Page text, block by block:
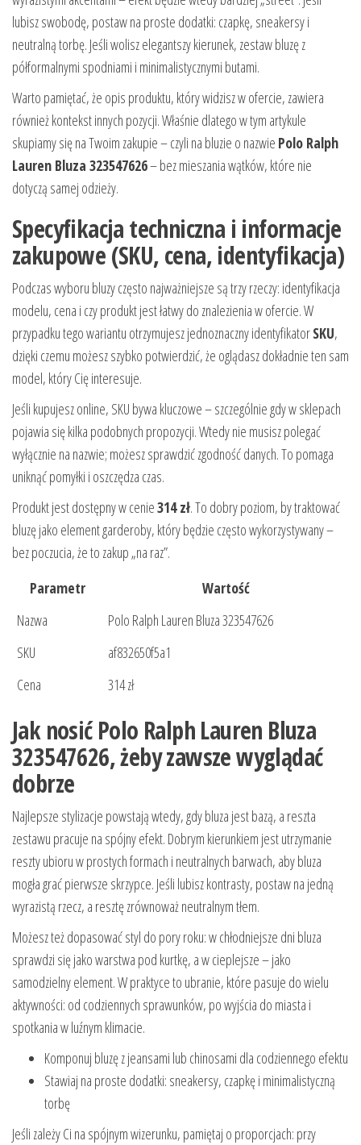
lubisz swobodę, postaw na proste dodatki: czapkę, sneakersy i
neutralną torbę. Jeśli wolisz elegantszy kierunek, zestaw bluzę z
półformalnymi spodniami i minimalistycznymi butami.
Warto pamiętać, że opis produktu, który widzisz w ofercie, zawiera
również kontekst innych pozycji. Właśnie dlatego w tym artykule
skupiamy się na Twoim zakupie – czyli na bluzie o nazwie Polo Ralph
Lauren Bluza 323547626– bez mieszania wątków, które nie
dotyczą samej odzieży.
Specyfikacja techniczna i informacje
zakupowe (SKU, cena, identyfikacja)
Podczas wyboru bluzy często najważniejsze są trzy rzeczy: identyfikacja
modelu, cena i czy produkt jest łatwy do znalezienia w ofercie. W
przypadku tego wariantu otrzymujesz jednoznaczny identyfikatorSKU,
dzięki czemu możesz szybko potwierdzić, że oglądasz dokładnie ten sam
model, który Cię interesuje.
Jeśli kupujesz online, SKU bywa kluczowe – szczególnie gdy w sklepach
pojawia się kilka podobnych propozycji. Wtedy nie musisz polegać
wyłącznie na nazwie; możesz sprawdzić zgodność danych. To pomaga
uniknąć pomyłki i oszczędza czas.
Produkt jest dostępny w cenie314 zł. To dobry poziom, by traktować
bluzę jako element garderoby, który będzie często wykorzystywany –
bez poczucia, że to zakup „na raz”.
Parametr
Wartość
Nazwa
Polo Ralph Lauren Bluza 323547626
SKU
af832650f5a1
Cena
314 zł
Jak nosić Polo Ralph Lauren Bluza
323547626, żeby zawsze wyglądać
dobrze
Najlepsze stylizacje powstają wtedy, gdy bluza jest bazą, a reszta
zestawu pracuje na spójny efekt. Dobrym kierunkiem jest utrzymanie
reszty ubioru w prostych formach i neutralnych barwach, aby bluza
mogła grać pierwsze skrzypce. Jeśli lubisz kontrasty, postaw na jedną
wyrazistą rzecz, a resztę zrównoważ neutralnym tłem.
Możesz też dopasować styl do pory roku: w chłodniejsze dni bluza
sprawdzi się jako warstwa pod kurtkę, a w cieplejsze – jako
samodzielny element. W praktyce to ubranie, które pasuje do wielu
aktywności: od codziennych sprawunków, po wyjścia do miasta i
spotkania w luźnym klimacie.
Komponuj bluzę z jeansami lub chinosami dla codziennego efektu
Stawiaj na proste dodatki: sneakersy, czapkę i minimalistyczną
torbę
Jeśli zależy Ci na spójnym wizerunku, pamiętaj o proporcjach: przy